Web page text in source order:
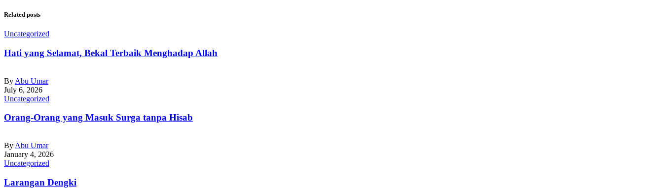
Related posts
Uncategorized
Hati yang Selamat, Bekal Terbaik Menghadap Allah
By Abu Umar
July 6, 2026
Uncategorized
Orang-Orang yang Masuk Surga tanpa Hisab
By Abu Umar
January 4, 2026
Uncategorized
Larangan Dengki